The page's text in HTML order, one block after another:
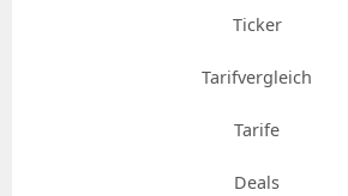
Ticker
Tarifvergleich
Tarife
Deals